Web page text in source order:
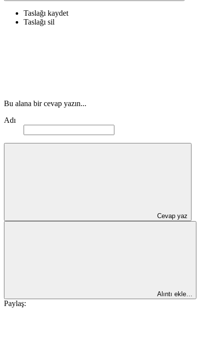
Taslağı kaydet
Taslağı sil
Bu alana bir cevap yazın...
Adı
Cevap yaz
Alıntı ekle…
Paylaş: